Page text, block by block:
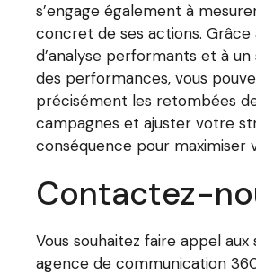
s’engage également à
concret de ses actions. Grâce
d’analyse performants et à un
des performances, vous
précisément les retombées
campagnes et ajuster votre
conséquence pour maximiser
Contactez-
Vous souhaitez faire appel aux
agence de communication